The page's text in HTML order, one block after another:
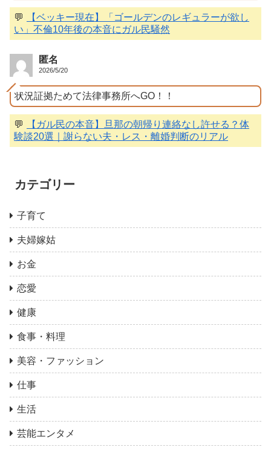
💬
【ベッキー現在】「ゴールデンのレギュラーが欲し
い」不倫10年後の本音にガル民騒然
匿名
2026/5/20
状況証拠ためて法律事務所へGO！！
💬
【ガル民の本音】旦那の朝帰り連絡なし許せる？体
験談20選｜謝らない夫・レス・離婚判断のリアル
カテゴリー
子育て
夫婦嫁姑
お金
恋愛
健康
食事・料理
美容・ファッション
仕事
生活
芸能エンタメ